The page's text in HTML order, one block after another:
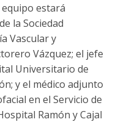
equipo estará
la Sociedad
Vascular y
Vázquez; el jefe
Universitario de
y el médico adjunto
en el Servicio de
Ramón y Cajal